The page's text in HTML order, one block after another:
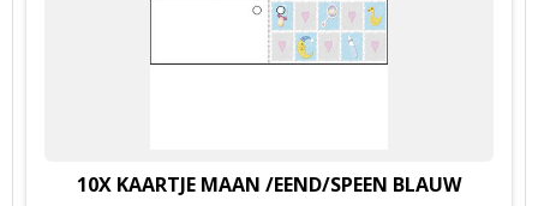
10X KAARTJE MAAN /EEND/SPEEN BLAUW